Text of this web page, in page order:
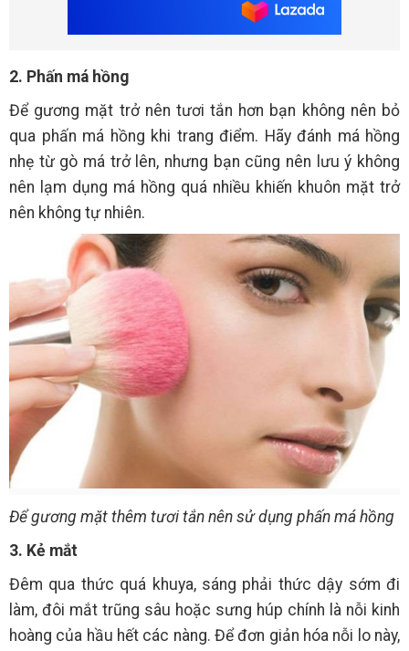
2. Phấn má hồng
Để gương mặt trở nên tươi tắn hơn bạn không nên bỏ
qua phấn má hồng khi trang điểm. Hãy đánh má hồng
nhẹ từ gò má trở lên, nhưng bạn cũng nên lưu ý không
nên lạm dụng má hồng quá nhiều khiến khuôn mặt trở
nên không tự nhiên.
Để gương mặt thêm tươi tắn nên sử dụng phấn má hồng
3. Kẻ mắt
Đêm qua thức quá khuya, sáng phải thức dậy sớm đi
làm, đôi mắt trũng sâu hoặc sưng húp chính là nỗi kinh
hoàng của hầu hết các nàng. Để đơn giản hóa nỗi lo này,